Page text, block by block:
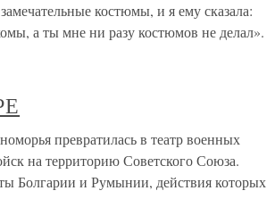
костюмы, и я ему сказала:
а ты мне ни разу костюмов не делал».
превратилась в театр военных
на территорию Советского Союза.
Болгарии и Румынии, действия которых